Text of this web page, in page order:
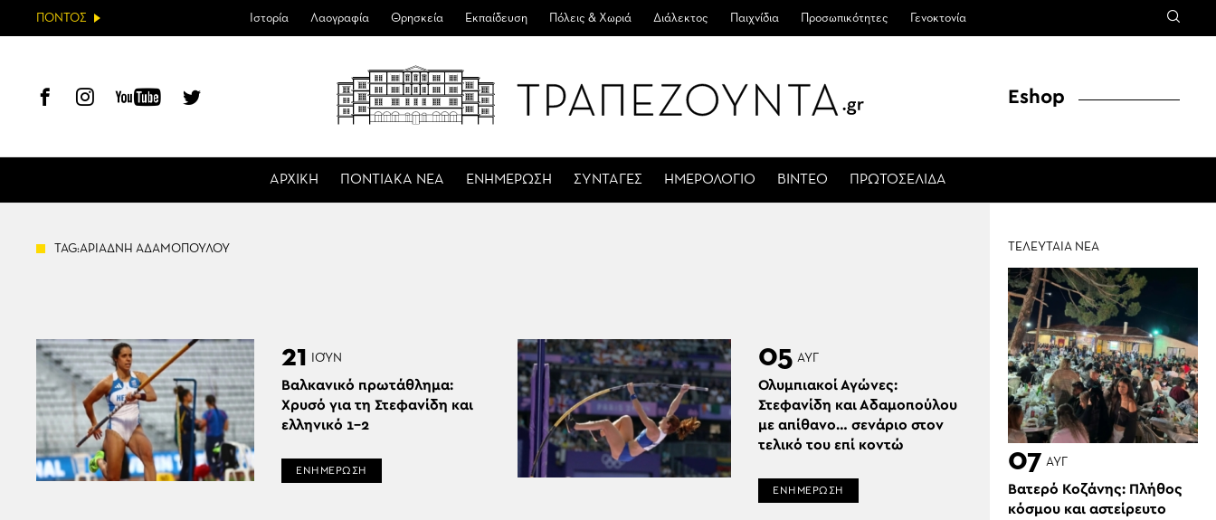
ΠΟΝΤΟΣ Ιστορία Λαογραφία Θρησκεία Εκπαίδευση Πόλεις & Χωριά Διάλεκτος Παιχνίδια Προσωπικότητες Γενοκτονία
ΑΡΧΙΚΗ ΠΟΝΤΙΑΚΑ ΝΕΑ ΕΝΗΜΕΡΩΣΗ ΣΥΝΤΑΓΕΣ ΗΜΕΡΟΛΟΓΙΟ ΒΙΝΤΕΟ ΠΡΩΤΟΣΕΛΙΔΑ
Eshop
TAG:ΑΡΙΑΔΝΗ ΑΔΑΜΟΠΟΥΛΟΥ
21 ΙΟΎΝ
Βαλκανικό πρωτάθλημα:
Χρυσό για τη Στεφανίδη και
ελληνικό 1-2
ΕΝΗΜΕΡΩΣΗ
05 ΑΥΓ
Ολυμπιακοί Αγώνες:
Στεφανίδη και Αδαμοπούλου
με απίθανο… σενάριο στον
τελικό του επί κοντώ
ΕΝΗΜΕΡΩΣΗ
ΤΕΛΕΥΤΑΙΑ ΝΕΑ
07 ΑΥΓ
Βατερό Κοζάνης: Πλήθος
κόσμου και αστείρευτο